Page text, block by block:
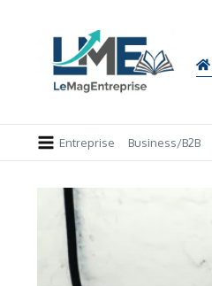
Entreprise Business/B2B